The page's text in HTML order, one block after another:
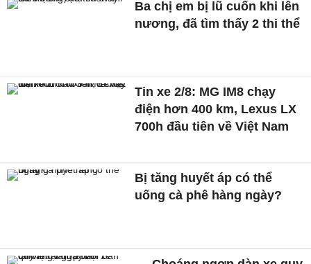
Ba chị em bị lũ cuốn khi lên
nương, đã tìm thấy 2 thi thể
Tin xe 2/8: MG IM8 chạy
điện hơn 400 km, Lexus LX
700h đầu tiên về Việt Nam
Bị tăng huyết áp có thể
uống cà phê hàng ngày?